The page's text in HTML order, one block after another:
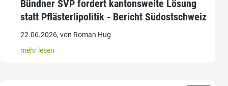
Bündner SVP fordert kantonsweite Lösung
statt Pflästerlipolitik - Bericht Südostschweiz
22.06.2026, von Roman Hug
mehr lesen